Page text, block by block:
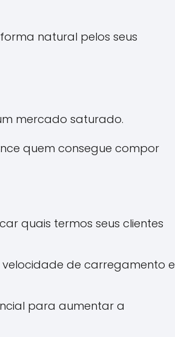
natural pelos seus
mercado saturado.
quem consegue compor
quais termos seus clientes
velocidade de carregamento e
para aumentar a